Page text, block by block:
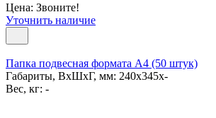
Цена: Звоните!
Уточнить наличие
Папка подвесная формата А4 (50 штук)
Габариты, ВxШxГ, мм: 240x345x-
Вес, кг: -